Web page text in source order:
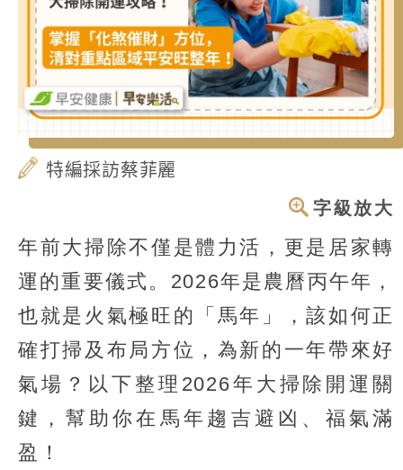
特編採訪蔡菲麗
字級放大
年前大掃除不僅是體力活，更是居家轉
運的重要儀式。2026年是農曆丙午年，
也就是火氣極旺的「馬年」，該如何正
確打掃及布局方位，為新的一年帶來好
氣場？以下整理2026年大掃除開運關
鍵，幫助你在馬年趨吉避凶、福氣滿
盈！